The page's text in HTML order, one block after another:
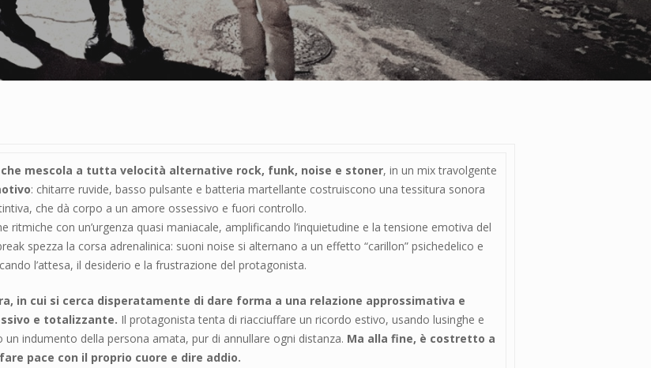
che mescola a tutta velocità alternative rock, funk, noise e stoner, in un mix travolgente
: chitarre ruvide, basso pulsante e batteria martellante costruiscono una tessitura sonora
che dà corpo a un amore ossessivo e fuori controllo.
ritmiche con un’urgenza quasi maniacale, amplificando l’inquietudine e la tensione emotiva del
spezza la corsa adrenalinica: suoni noise si alternano a un effetto “carillon” psichedelico e
l’attesa, il desiderio e la frustrazione del protagonista.
in cui si cerca disperatamente di dare forma a una relazione approssimativa e
e totalizzante. Il protagonista tenta di riacciuffare un ricordo estivo, usando lusinghe e
indumento della persona amata, pur di annullare ogni distanza. Ma alla fine, è costretto a
fare pace con il proprio cuore e dire addio.